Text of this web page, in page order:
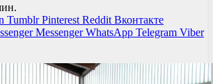
Tumblr Pinterest Reddit Вконтакте
Messenger WhatsApp Telegram Viber